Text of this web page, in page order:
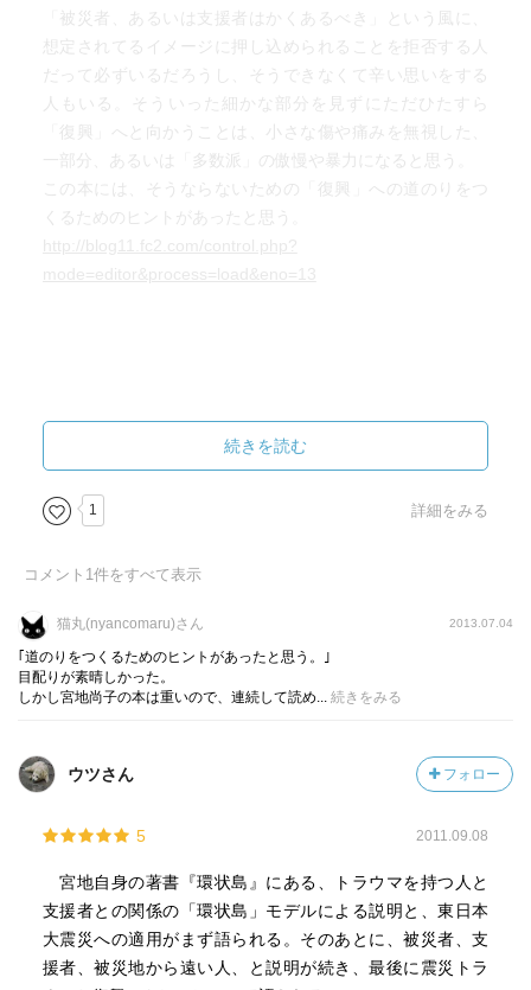
「被災者、あるいは支援者はかくあるべき」という風に、
想定されてるイメージに押し込められることを拒否する人
だって必ずいるだろうし、そうできなくて辛い思いをする
人もいる。そういった細かな部分を見ずにただひたすら
「復興」へと向かうことは、小さな傷や痛みを無視した、
一部分、あるいは「多数派」の傲慢や暴力になると思う。
この本には、そうならないための「復興」への道のりをつ
くるためのヒントがあったと思う。
続きを読む
1 詳細をみる
コメント 1件をすべて表示
猫丸(nyancomaru)さん 2013.07.04
｢道のりをつくるためのヒントがあったと思う。｣
目配りが素晴しかった。
しかし宮地尚子の本は重いので、連続して読め... 続きをみる
ウツさん フォロー
5 2011.09.08
宮地自身の著書『環状島』にある、トラウマを持つ人と
支援者との関係の「環状島」モデルによる説明と、東日本
大震災への適用がまず語られる。そのあとに、被災者、支
援者、被災地から遠い人、と説明が続き、最後に震災トラ